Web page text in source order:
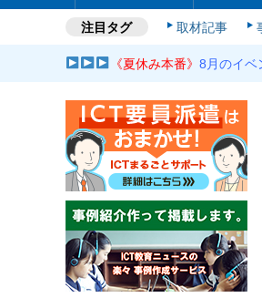
注目タグ 取材記事
《夏休み本番》8月のイベ